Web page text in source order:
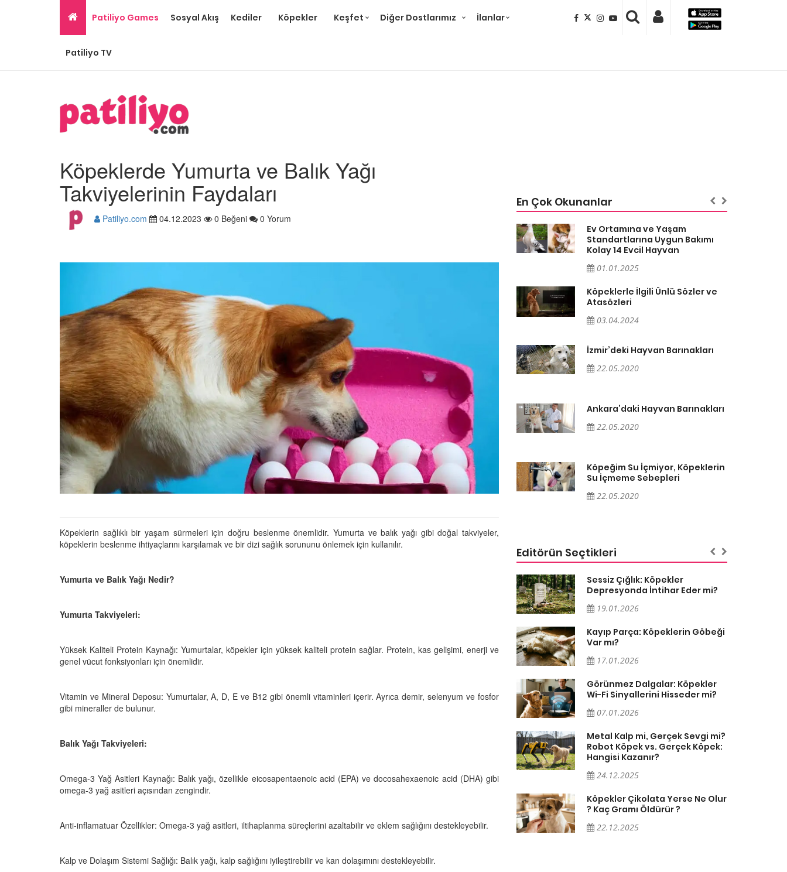
Patiliyo Games Sosyal Akış Kediler Köpekler Keşfet Diğer Dostlarımız İlanlar
Patiliyo TV
Köpeklerde Yumurta ve Balık Yağı
Takviyelerinin Faydaları
Patiliyo.com 04.12.2023 0 Beğeni 0 Yorum
Köpeklerin sağlıklı bir yaşam sürmeleri için doğru beslenme önemlidir. Yumurta ve balık yağı gibi doğal takviyeler,
köpeklerin beslenme ihtiyaçlarını karşılamak ve bir dizi sağlık sorununu önlemek için kullanılır.
Yumurta ve Balık Yağı Nedir?
Yumurta Takviyeleri:
Yüksek Kaliteli Protein Kaynağı: Yumurtalar, köpekler için yüksek kaliteli protein sağlar. Protein, kas gelişimi, enerji ve
genel vücut fonksiyonları için önemlidir.
Vitamin ve Mineral Deposu: Yumurtalar, A, D, E ve B12 gibi önemli vitaminleri içerir. Ayrıca demir, selenyum ve fosfor
gibi mineraller de bulunur.
Balık Yağı Takviyeleri:
Omega-3 Yağ Asitleri Kaynağı: Balık yağı, özellikle eicosapentaenoic acid (EPA) ve docosahexaenoic acid (DHA) gibi
omega-3 yağ asitleri açısından zengindir.
Anti-inflamatuar Özellikler: Omega-3 yağ asitleri, iltihaplanma süreçlerini azaltabilir ve eklem sağlığını destekleyebilir.
Kalp ve Dolaşım Sistemi Sağlığı: Balık yağı, kalp sağlığını iyileştirebilir ve kan dolaşımını destekleyebilir.
En Çok Okunanlar
Köpeklerle İlgili Ünlü Sözler ve
Atasözleri
03.04.2024
İzmir’deki Hayvan Barınakları
22.05.2020
Ankara’daki Hayvan Barınakları
22.05.2020
Köpeğim Su İçmiyor, Köpeklerin
Su İçmeme Sebepleri
22.05.2020
İzmir’deki Hayvan Barınakları
22.05.2020
Ankara’daki Hayvan Barınakları
22.05.2020
Köpeğim Su İçmiyor, Köpeklerin
Su İçmeme Sebepleri
22.05.2020
Ev Ortamına ve Yaşam
Standartlarına Uygun Bakımı
Kolay 14 Evcil Hayvan
01.01.2025
Köpeklerle İlgili Ünlü Sözler ve
Atasözleri
03.04.2024
İzmir’deki Hayvan Barınakları
22.05.2020
Ankara’daki Hayvan Barınakları
22.05.2020
Köpeğim Su İçmiyor, Köpeklerin
Su İçmeme Sebepleri
22.05.2020
Editörün Seçtikleri
Neler
Ayrılık Anksiyetesi:
ve Etkili
Köpeklerden İnsanlara
Köpeklerinin Sürülerdeki
Vazgeçilmez Rolü”
Tarihte Askeri Köpekler ve
Kulak İltihabı: Belirtileri ve
Tedavi Yöntemleri”
Köpeklerde Kilo Problemleri:
15.10.2025
Yolları
Ev Yapımı Köpek Mamaları:
Sağlıklı Tarifler ve Bilmeniz
09.10.2025
Temiz, İnsanların mı? Bilim Ne
Diyor?
Sessiz Çığlık: Köpekler
Depresyonda İntihar Eder mi?
19.01.2026
Kayıp Parça: Köpeklerin Göbeği
Var mı?
17.01.2026
Görünmez Dalgalar: Köpekler
Wi-Fi Sinyallerini Hisseder mi?
07.01.2026
Metal Kalp mi, Gerçek Sevgi mi?
Robot Köpek vs. Gerçek Köpek:
Hangisi Kazanır?
24.12.2025
Köpekler Çikolata Yerse Ne Olur
? Kaç Gramı Öldürür ?
22.12.2025